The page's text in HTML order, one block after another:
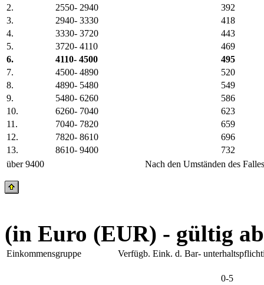
2.
2550- 2940
392
3.
2940- 3330
418
4.
3330- 3720
443
5.
3720- 4110
469
6.
4110- 4500
495
7.
4500- 4890
520
8.
4890- 5480
549
9.
5480- 6260
586
10.
6260- 7040
623
11.
7040- 7820
659
12.
7820- 8610
696
13.
8610- 9400
732
über 9400
Nach den Umständen des Falles
(in Euro (EUR) - gültig
Einkommensgruppe Verfügb. Eink. d. Bar-
0-5